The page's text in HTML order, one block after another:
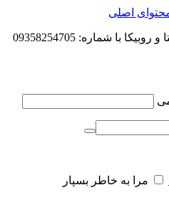
اصلی
با شماره: 09358254705
مرا به خاطر بسپار